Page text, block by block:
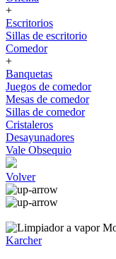
+
Escritorios
Sillas de escritorio
Comedor
+
Banquetas
Juegos de comedor
Mesas de comedor
Sillas de comedor
Cristaleros
Desayunadores
Vale Obsequio
Volver
Karcher